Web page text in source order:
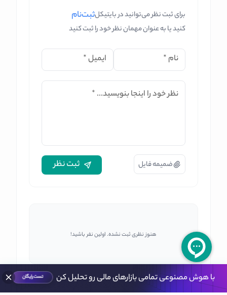
با هوش مصنوعی تمامی بازارهای مالی رو تحلیل کن تست رایگان
برای ثبت نظر می‌توانید در بایتیکلثبت‌نام
کنید یا به عنوان مهمان نظر خود را ثبت کنید
نام * ایمیل*
نظر خود را اینجا بنویسید... *
ضمیمه فایل ثبت نظر
هنوز نظری ثبت نشده. اولین نفر باشید!
خانه
بهترین صرافی ارز دیجیتال برای ایرانیان (طبق
سوشی سوآپ